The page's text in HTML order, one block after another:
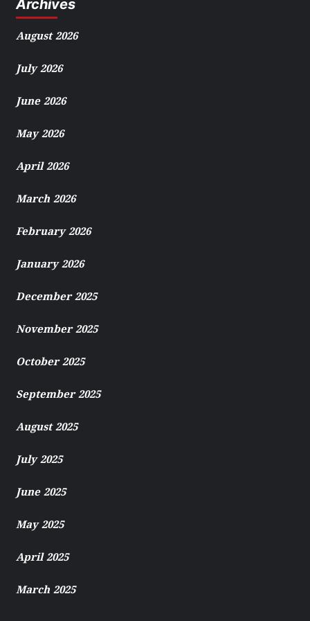
Archives
August 2026
July 2026
June 2026
May 2026
April 2026
March 2026
February 2026
January 2026
December 2025
November 2025
October 2025
September 2025
August 2025
July 2025
June 2025
May 2025
April 2025
March 2025